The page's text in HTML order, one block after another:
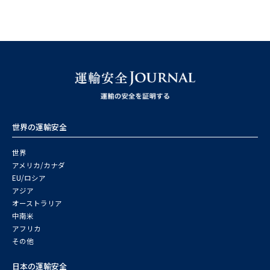
世界の運輸安全
世界
アメリカ/カナダ
EU/ロシア
アジア
オーストラリア
中南米
アフリカ
その他
日本の運輸安全